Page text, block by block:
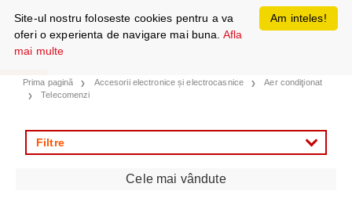
Prima pagină Accesorii electronice și electrocasnice
Aer condiţionat
Telecomenzi
Filtre
Cele mai vândute
Am inteles!
Site-ul nostru foloseste cookies pentru a va
oferi o experienta de navigare mai buna. Afla
mai multe